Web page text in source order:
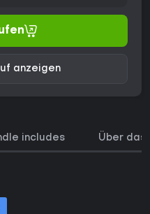
anzeigen
includes Über das